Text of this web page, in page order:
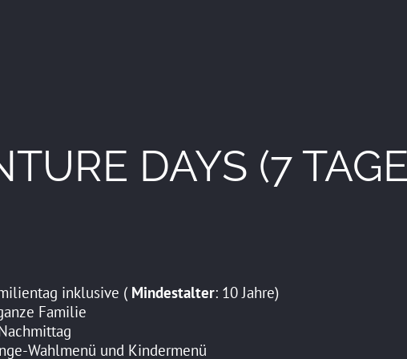
DAYS (7
inklusive ( Mindestalter: 10 Jahre)
Familie
Wahlmenü und Kindermenü